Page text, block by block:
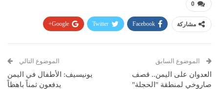
0
مشاركة Facebook
Twitter
Google+
البريد الإلكتروني
الموضوع السابق
العدوان على اليمن.. قصف
صاروخي لمنطقة "الحجلة"
الموضوع التالي
يونيسيف: الأطفال في اليمن
يدفعون ثمناً باهظاً